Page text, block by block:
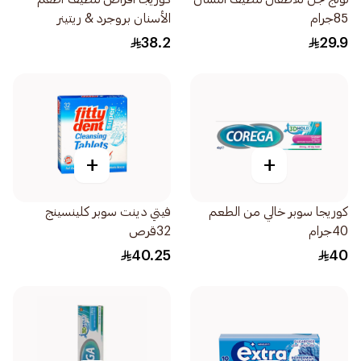
85جرام
29.9
الأسنان بروجرد & ريتينر
30اقراص
38.2
+
كوريجا سوبر خالي من الطعم
40جرام
40
+
فيتي دينت سوبر كلينسينج
32قرص
40.25